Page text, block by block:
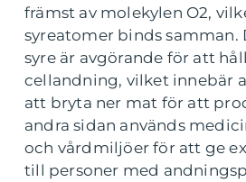
främst av molekylen O2,
syreatomer binds samman.
syre är avgörande för att
cellandning, vilket innebär
att bryta ner mat för att
andra sidan används
och vårdmiljöer för att ge
till personer med